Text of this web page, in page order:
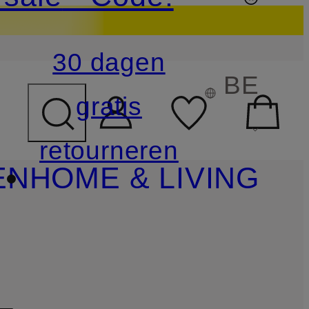
30 dagen
gratis
retourneren
BE
HOME & LIVING